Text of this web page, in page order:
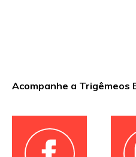
Acompanhe a Trigêmeos